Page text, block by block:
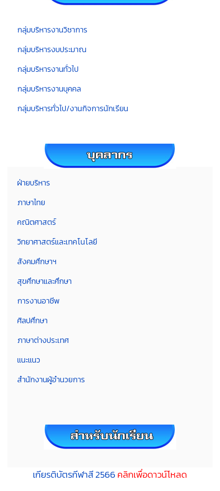
กลุ่มบริหารงานวิชาการ
กลุ่มบริหารงบประมาณ
กลุ่มบริหารงานทั่วไป
กลุ่มบริหารงานบุคคล
กลุ่มบริหารทั่วไป/งานกิจการนักเรียน
ฝ่ายบริหาร
ภาษาไทย
คณิตศาสตร์
วิทยาศาสตร์และเทคโนโลยี
สังคมศึกษาฯ
สุขศึกษาและศึกษา
การงานอาชีพ
ศิลปศึกษา
ภาษาต่างประเทศ
แนะแนว
สำนักงานผู้อำนวยการ
เกียรติบัตรกีฬาสี 2566 คลิกเพื่อดาวน์โหลด